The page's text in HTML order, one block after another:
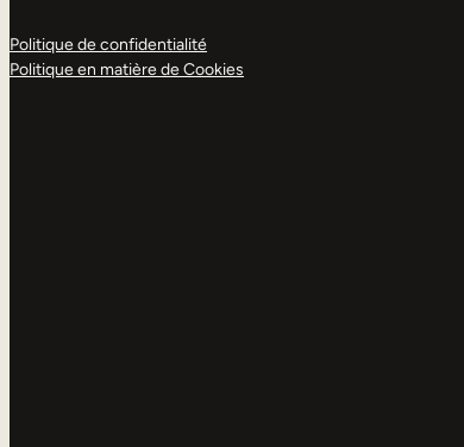
Politique de confidentialité
Politique en matière de Cookies